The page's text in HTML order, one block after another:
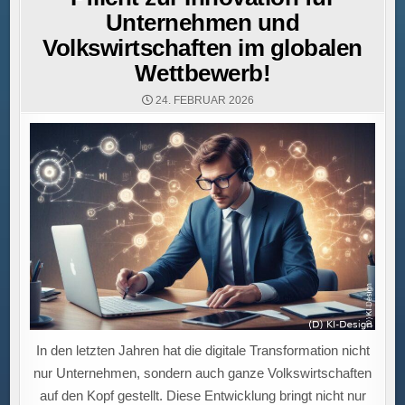
Unternehmen und
Volkswirtschaften im globalen
Wettbewerb!
24. FEBRUAR 2026
In den letzten Jahren hat die digitale Transformation nicht
nur Unternehmen, sondern auch ganze Volkswirtschaften
auf den Kopf gestellt. Diese Entwicklung bringt nicht nur